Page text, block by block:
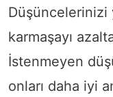
Düşüncelerinizi
karmaşayı
İstenmeyen
onları daha iyi